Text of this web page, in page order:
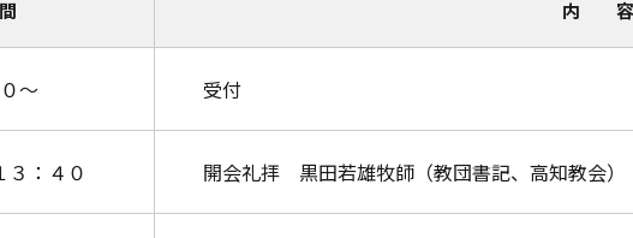
内 容
～ 受付
３：４０ 開会礼拝 黒田若雄牧師（教団書記、高知教会）